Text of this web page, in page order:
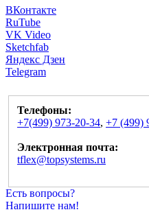
ВКонтакте
RuTube
VK Video
Sketchfab
Яндекс Дзен
Telegram
Телефоны:
+7(499) 973-20-34, +7 (499)
Электронная почта:
tflex@topsystems.ru
Есть вопросы?
Напишите нам!